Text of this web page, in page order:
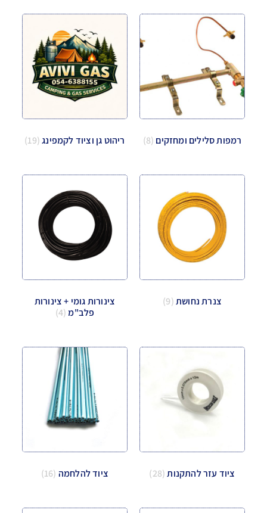
רמפות סלילים ומחזקים (8) ריהוט גן וציוד לקמפינג(19)
צנרת נחושת(9)
צינורות גומי + צינורות
פלב"מ (4)
ציוד עזר להתקנות(28) ציוד להלחמה (16)